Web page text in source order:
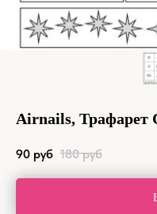
Airnails, Трафарет
90 руб 180 руб